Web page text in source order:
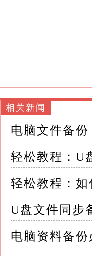
-品牌信誉：选择
2. 选择合适的备
（Windows10及
任务，第三方软
化（如果需要） -
相关新闻
电脑文件备
轻松教程：U
轻松教程：
U盘文件同步
电脑资料备